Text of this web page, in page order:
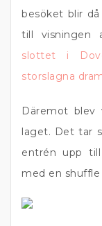
besöket blir
till visningen
slottet i
storslagna
Däremot blev
laget. Det tar
entrén upp
med en shuffle